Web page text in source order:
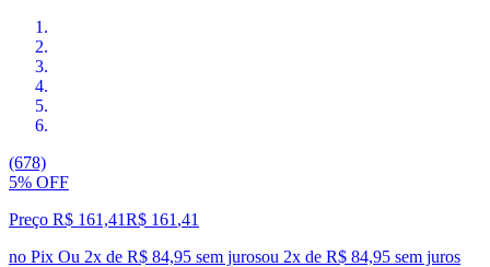
(678)
5% OFF
Preço R$ 161,41R$ 161 ,41
no Pix Ou 2x de R$ 84,95 sem jurosou 2x de R$ 84,95 sem juros